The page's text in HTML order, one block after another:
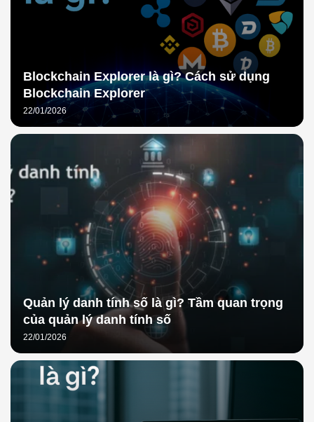
Blockchain Explorer là gì? Cách sử dụng
Blockchain Explorer
22/01/2026
Quản lý danh tính số là gì? Tầm quan trọng
của quản lý danh tính số
22/01/2026